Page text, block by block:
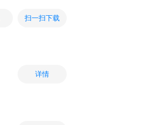
扫一扫下载
详情